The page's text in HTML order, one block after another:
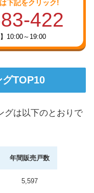
下記をクリック!
422
10:00～19:00
TOP10
グは以下のとおりで
年間販売戸数
5,597